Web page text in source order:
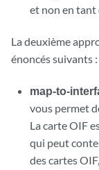
et non en tant
La deuxième
énoncés suivants :
map-to-
vous permet
La carte OIF
qui peut
des cartes